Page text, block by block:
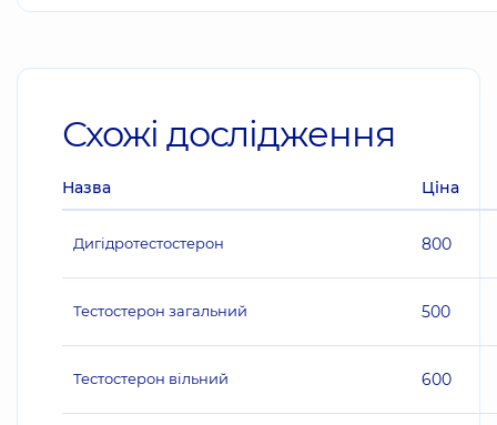
Схожі дослідження
Назва Ціна
Дигідротестостерон 800
Тестостерон загальний 500
Тестостерон вільний 600